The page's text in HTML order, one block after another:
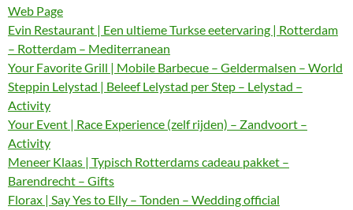
Web Page
Evin Restaurant | Een ultieme Turkse eetervaring | Rotterdam
– Rotterdam – Mediterranean
Your Favorite Grill | Mobile Barbecue – Geldermalsen – World
Steppin Lelystad | Beleef Lelystad per Step – Lelystad –
Activity
Your Event | Race Experience (zelf rijden) – Zandvoort –
Activity
Meneer Klaas | Typisch Rotterdams cadeau pakket –
Barendrecht – Gifts
Florax | Say Yes to Elly – Tonden – Wedding official